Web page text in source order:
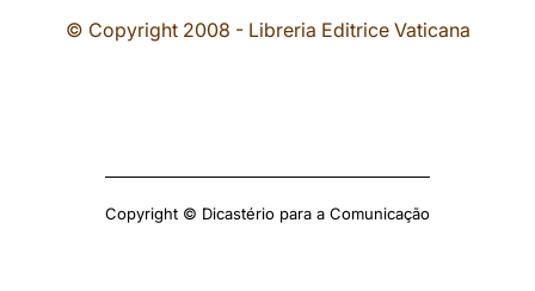
© Copyright 2008 - Libreria Editrice Vaticana
Copyright © Dicastério para a Comunicação